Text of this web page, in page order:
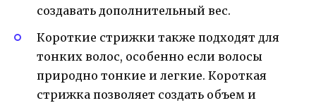
создавать дополнительный вес.
Короткие стрижки также подходят для
тонких волос, особенно если волосы
природно тонкие и легкие. Короткая
стрижка позволяет создать объем и